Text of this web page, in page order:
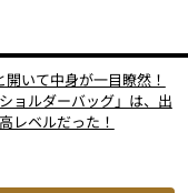
いて中身が一目瞭然！
ョルダーバッグ」は、出
レベルだった！